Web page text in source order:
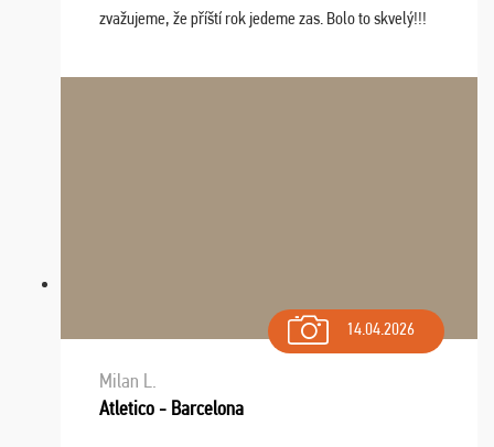
zvažujeme, že příští rok jedeme zas. Bolo to skvelý!!!
14.04.2026
Milan L.
Atletico - Barcelona